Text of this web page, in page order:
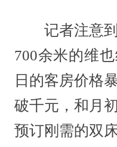
记者注意到
700余米的维
日的客房价格
破千元，和月
预订刚需的双